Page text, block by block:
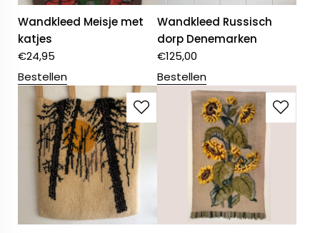
Wandkleed Meisje met
katjes
€24,95
Bestellen
Wandkleed Russisch
dorp Denemarken
€125,00
Bestellen